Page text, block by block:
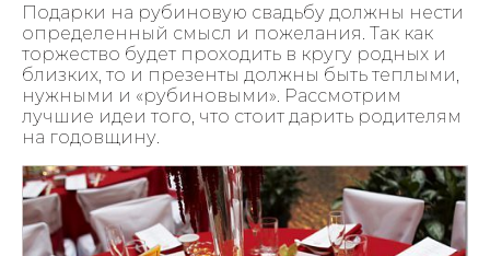
Подарки на рубиновую свадьбу должны нести
определенный смысл и пожелания. Так как
торжество будет проходить в кругу родных и
близких, то и презенты должны быть теплыми,
нужными и «рубиновыми». Рассмотрим
лучшие идеи того, что стоит дарить родителям
на годовщину.